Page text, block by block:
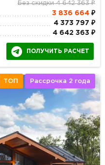
Без скидки 4 642 363 ₽
3 836 664₽
4 373 797 ₽
4 642 363 ₽
ПОЛУЧИТЬ РАСЧЕТ
ТОП Рассрочка 2 года